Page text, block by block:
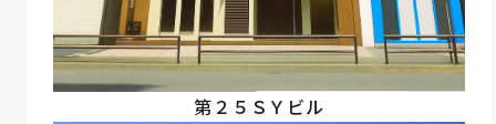
第２５ＳＹビル